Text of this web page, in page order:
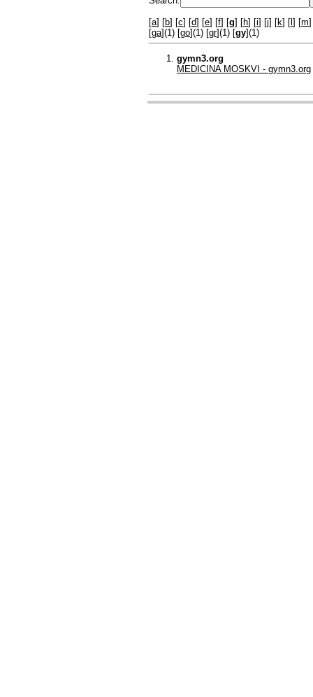
[a] [b] [c] [d] [e] [f] [g] [h] [i] [j] [k] [ ] [m
[ga](1) [go](1) [gr](1) [gy](1)
gymn3.org
MEDICINA MOSKVI - gymn3.org